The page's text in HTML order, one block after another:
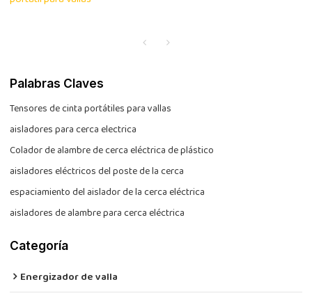
Palabras Claves
Tensores de cinta portátiles para vallas
aisladores para cerca electrica
Colador de alambre de cerca eléctrica de plástico
aisladores eléctricos del poste de la cerca
espaciamiento del aislador de la cerca eléctrica
aisladores de alambre para cerca eléctrica
Categoría
Energizador de valla